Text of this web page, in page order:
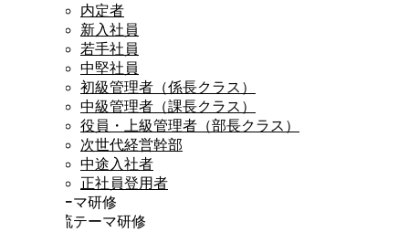
内定者
新入社員
若手社員
中堅社員
初級管理者（係長クラス）
中級管理者（課長クラス）
役員・上級管理者（部長クラス）
次世代経営幹部
中途入社者
正社員登用者
テーマ研修
時流テーマ研修